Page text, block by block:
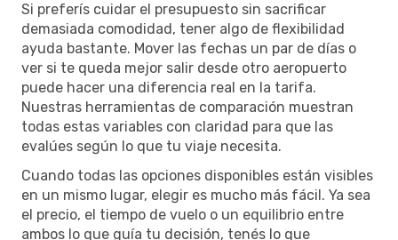
Si preferís cuidar el presupuesto sin sacrificar
demasiada comodidad, tener algo de flexibilidad
ayuda bastante. Mover las fechas un par de días o
ver si te queda mejor salir desde otro aeropuerto
puede hacer una diferencia real en la tarifa.
Nuestras herramientas de comparación muestran
todas estas variables con claridad para que las
evalúes según lo que tu viaje necesita.
Cuando todas las opciones disponibles están visibles
en un mismo lugar, elegir es mucho más fácil. Ya sea
el precio, el tiempo de vuelo o un equilibrio entre
ambos lo que guía tu decisión, tenés lo que